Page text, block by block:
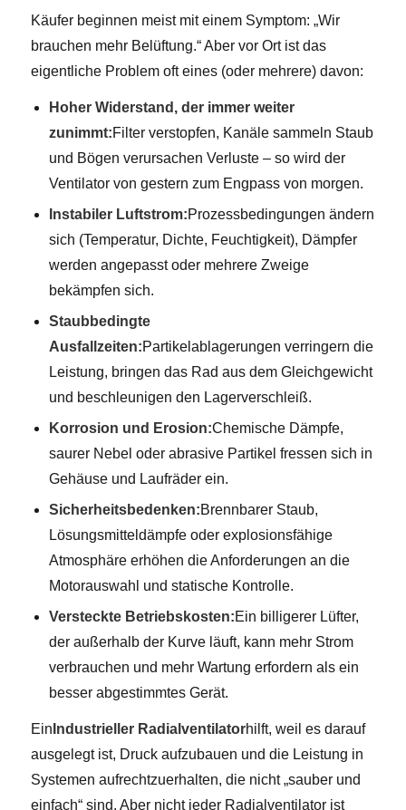
Käufer beginnen meist mit einem Symptom: „Wir
brauchen mehr Belüftung.“ Aber vor Ort ist das
eigentliche Problem oft eines (oder mehrere) davon:
Hoher Widerstand, der immer weiter
zunimmt:Filter verstopfen, Kanäle sammeln Staub
und Bögen verursachen Verluste – so wird der
Ventilator von gestern zum Engpass von morgen.
Instabiler Luftstrom:Prozessbedingungen ändern
sich (Temperatur, Dichte, Feuchtigkeit), Dämpfer
werden angepasst oder mehrere Zweige
bekämpfen sich.
Staubbedingte
Ausfallzeiten:Partikelablagerungen verringern die
Leistung, bringen das Rad aus dem Gleichgewicht
und beschleunigen den Lagerverschleiß.
Korrosion und Erosion:Chemische Dämpfe,
saurer Nebel oder abrasive Partikel fressen sich in
Gehäuse und Laufräder ein.
Sicherheitsbedenken:Brennbarer Staub,
Lösungsmitteldämpfe oder explosionsfähige
Atmosphäre erhöhen die Anforderungen an die
Motorauswahl und statische Kontrolle.
Versteckte Betriebskosten:Ein billigerer Lüfter,
der außerhalb der Kurve läuft, kann mehr Strom
verbrauchen und mehr Wartung erfordern als ein
besser abgestimmtes Gerät.
Ein Industrieller Radialventilatorhilft, weil es darauf
ausgelegt ist, Druck aufzubauen und die Leistung in
Systemen aufrechtzuerhalten, die nicht „sauber und
einfach“ sind. Aber nicht jeder Radialventilator ist